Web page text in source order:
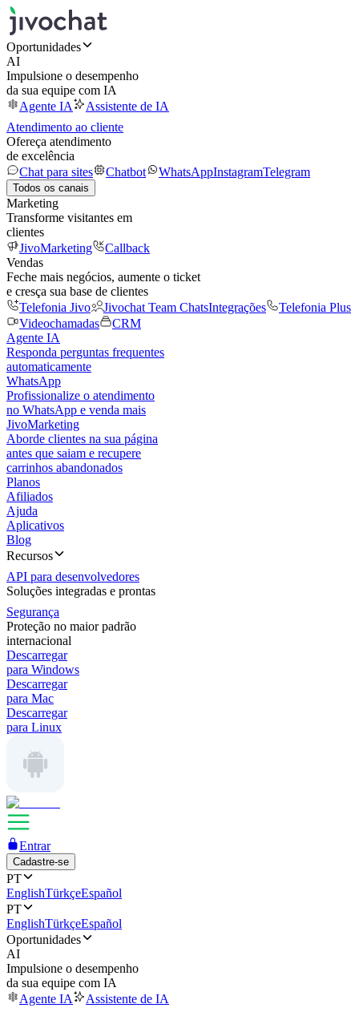
Oportunidades
AI
Impulsione o desempenho
da sua equipe com IA
Agente IA
Assistente de IA
Atendimento ao cliente
Ofereça atendimento
de excelência
Chat para sites
Chatbot WhatsAppInstagramTelegram
Todos os canais
Marketing
Transforme visitantes em
clientes
JivoMarketing
Callback
Vendas
Feche mais negócios, aumente o ticket
e cresça sua base de clientes
Telefonia Jivo
Jivochat Team ChatsIntegrações
Telefonia Plus
Videochamadas
CRM
Agente IA
Responda perguntas frequentes
automaticamente
WhatsApp
Profissionalize o atendimento
no WhatsApp e venda mais
JivoMarketing
Aborde clientes na sua página
antes que saiam e recupere
carrinhos abandonados
Planos
Afiliados
Ajuda
Aplicativos
Blog
Recursos
API para desenvolvedores
Soluções integradas e prontas
Segurança
Proteção no maior padrão
internacional
Descarregar
para Windows
Descarregar
para Mac
Descarregar
para Linux
Entrar
Cadastre-se
PT
EnglishTürkçeEspañol
PT
EnglishTürkçeEspañol
Oportunidades
AI
Impulsione o desempenho
da sua equipe com IA
Agente IA
Assistente de IA